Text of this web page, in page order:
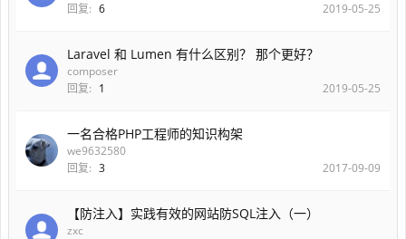
回复: 6 2019-05-25
Laravel 和 Lumen 有什么区别？ 那个更好？
composer
回复: 1 2019-05-25
一名合格PHP工程师的知识构架
we9632580
回复: 3 2017-09-09
【防注入】实践有效的网站防SQL注入（一）
zxc